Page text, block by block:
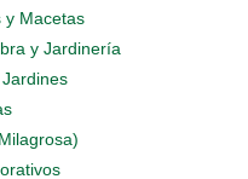
y Macetas
y Jardinería